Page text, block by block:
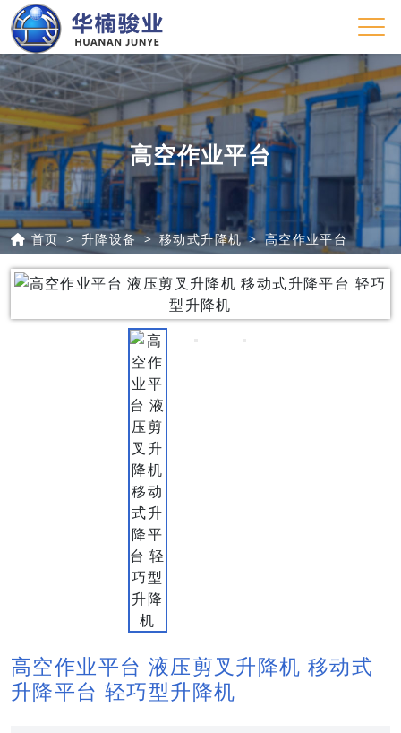
高空作业平台
首页 升降设备 移动式升降机 高空作业平台
高空作业平台 液压剪叉升降机 移动式
升降平台 轻巧型升降机